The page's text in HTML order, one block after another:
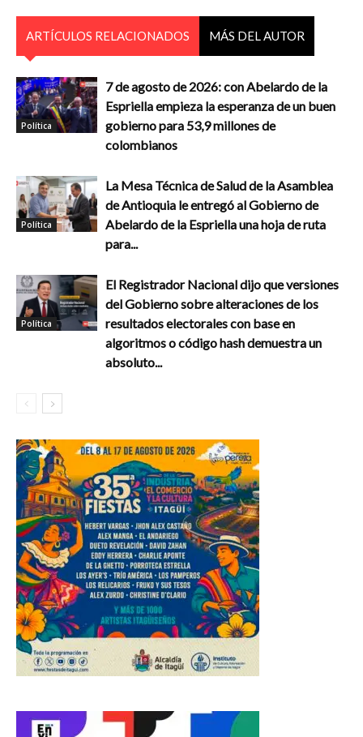
ARTÍCULOS RELACIONADOS MÁS DEL AUTOR
Política
7 de agosto de 2026: con Abelardo de la
Espriella empieza la esperanza de un buen
gobierno para 53,9 millones de
colombianos
Política
La Mesa Técnica de Salud de la Asamblea
de Antioquia le entregó al Gobierno de
Abelardo de la Espriella una hoja de ruta
para...
Política
El Registrador Nacional dijo que versiones
del Gobierno sobre alteraciones de los
resultados electorales con base en
algoritmos o código hash demuestra un
absoluto...